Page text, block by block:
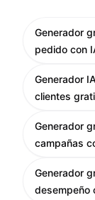
Generador
pedido con
Generador
clientes
Generador
campañas
Generador
desempeño